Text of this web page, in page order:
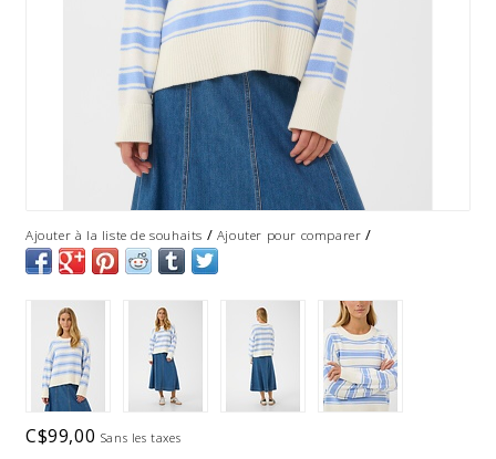
Ajouter à la liste de souhaits / Ajouter pour comparer /
C$99,00 Sans les taxes